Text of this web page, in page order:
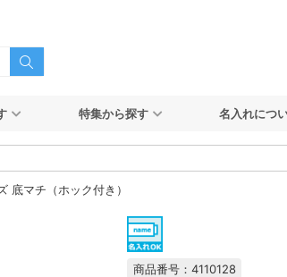
特集から探す 名入れにつ
底マチ（ホック付き）
商品番号：4110128